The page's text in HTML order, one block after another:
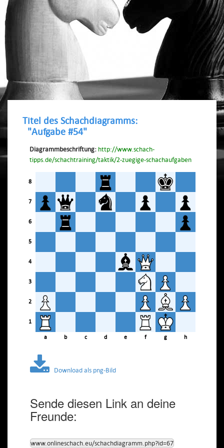
Titel des Schachdiagramms:
"Aufgabe #54"
Diagrammbeschriftung: http://www.schach-
tipps.de/schachtraining/taktik/2-zuegige-schachaufgaben
8
7
6
5
4
3
2
1
a b c d e f g h
Download als png-Bild
Sende diesen Link an deine
Freunde:
www.onlineschach.eu/schachdiagramm.php?id=67